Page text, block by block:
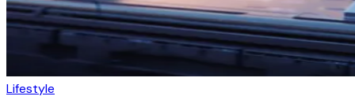
Lifestyle